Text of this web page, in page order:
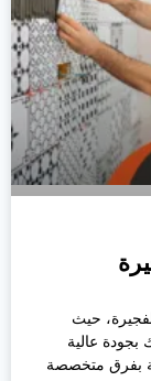
حيث
عالية
بفرق متخصصة